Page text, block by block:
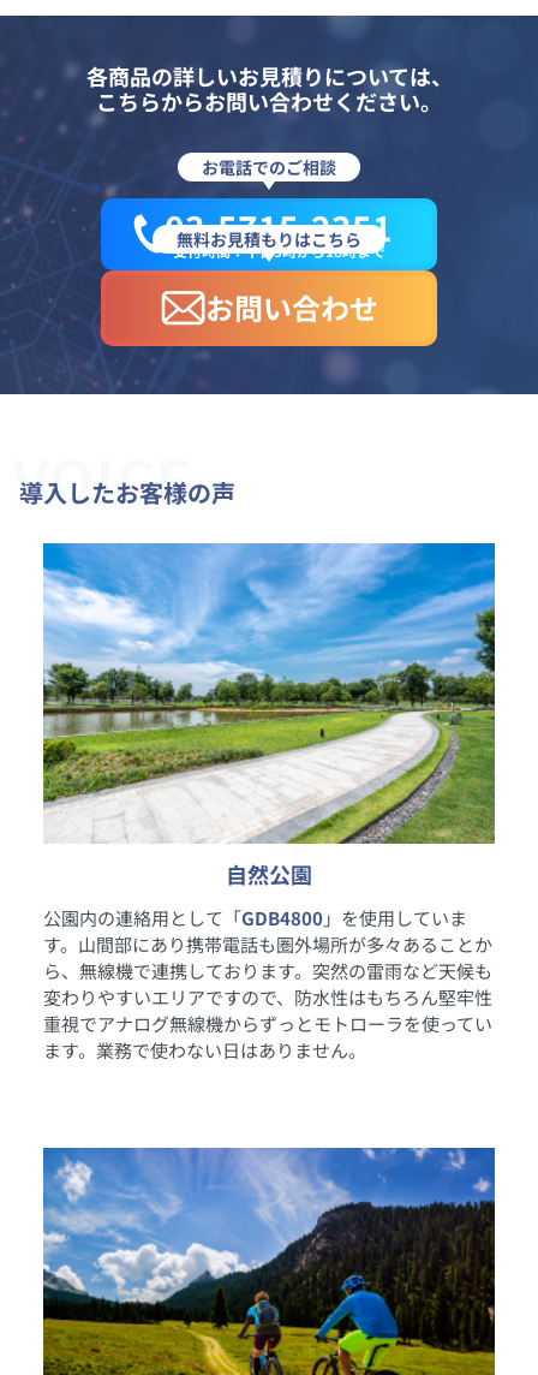
各商品の詳しいお見積りについては、
こちらからお問い合わせください。
お電話でのご相談
03-5715-2351
受付時間：平日9時から18時まで
無料お見積もりはこちら
お問い合わせ
VOICE
導入したお客様の声
自然公園
公園内の連絡用として「GDB4800」を使用していま
す。山間部にあり携帯電話も圏外場所が多々あることか
ら、無線機で連携しております。突然の雷雨など天候も
変わりやすいエリアですので、防水性はもちろん堅牢性
重視でアナログ無線機からずっとモトローラを使ってい
ます。業務で使わない日はありません。